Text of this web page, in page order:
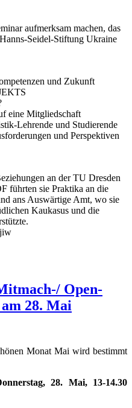
aufmerksam machen, das
Seidel-Stiftung Ukraine
und Zukunft
eine Mitgliedschaft
Lehrende und Studierende
und Perspektiven
an der TU Dresden
führten sie Praktika an die
ans Auswärtige Amt, wo sie
Kaukasus und die
Open-
28. Mai
Monat Mai wird bestimmt
28. Mai, 13-14.30